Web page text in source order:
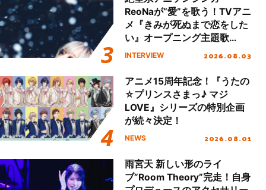
ReoNaが“愛”を歌う！TVアニ
メ『きみが死ぬまで恋をした
い』オープニング主題歌
「Amore」インタビュー
INTERVIEW 2026.08.03
アニメ15周年記念！『うたの
☆プリンスさまっ♪ マジ
LOVE』シリーズの特別企画
が続々決定！
NEWS 2026.08.01
雨宮天 新しい形のライ
ブ”Room Theory”完走！自身